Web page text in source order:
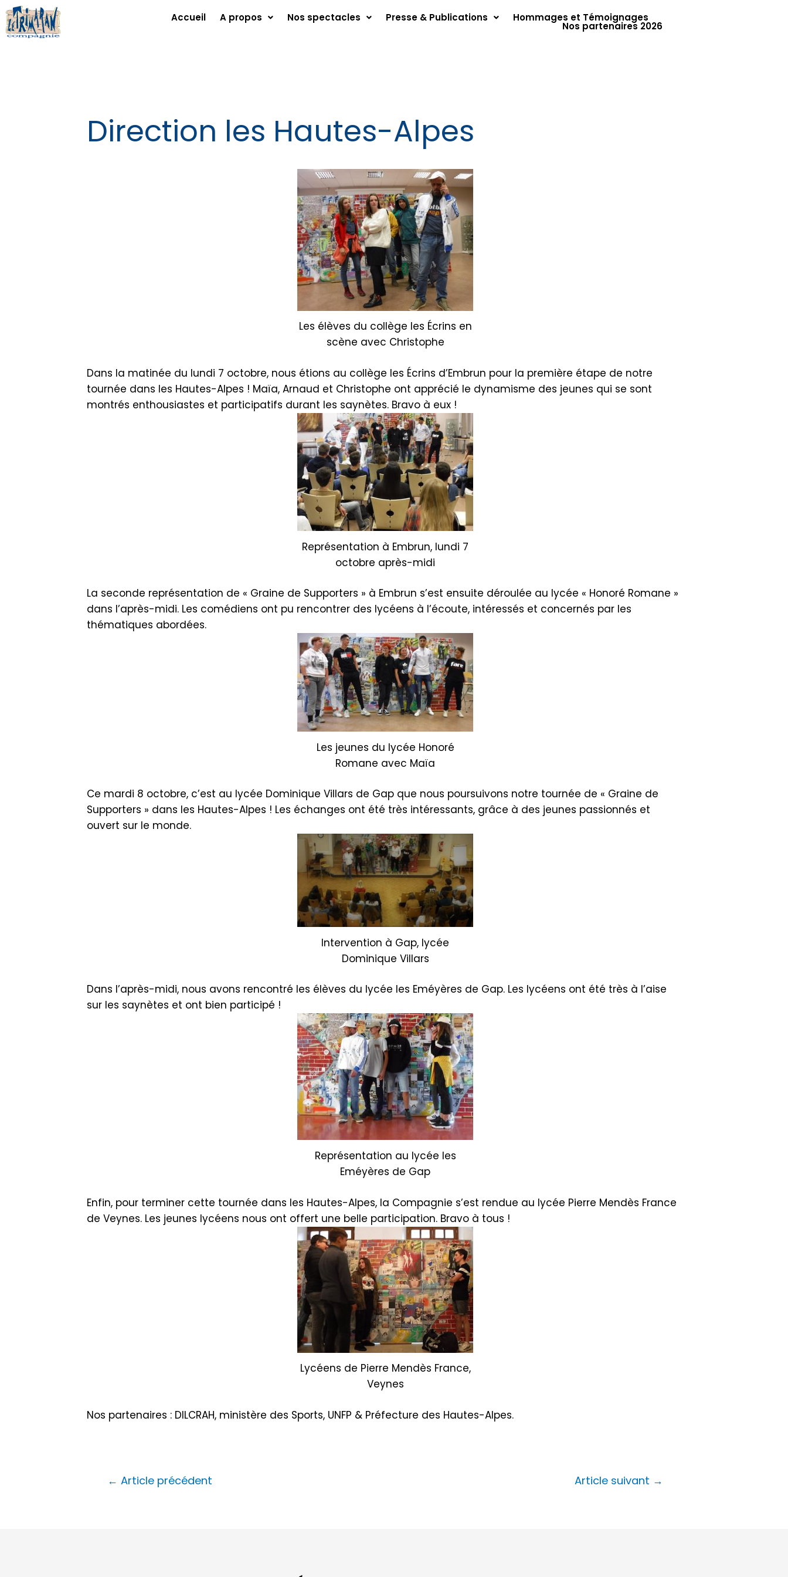
Accueil A propos Nos spectacles Presse & Publications Hommages et Témoignages
Nos partenaires 2026
Direction les Hautes-Alpes
Les élèves du collège les Écrins en
scène avec Christophe
Dans la matinée du lundi 7 octobre, nous étions au collège les Écrins d’Embrun pour la première étape de notre
tournée dans les Hautes-Alpes ! Maïa, Arnaud et Christophe ont apprécié le dynamisme des jeunes qui se sont
montrés enthousiastes et participatifs durant les saynètes. Bravo à eux !
Représentation à Embrun, lundi 7
octobre après-midi
La seconde représentation de « Graine de Supporters » à Embrun s’est ensuite déroulée au lycée « Honoré Romane »
dans l’après-midi. Les comédiens ont pu rencontrer des lycéens à l’écoute, intéressés et concernés par les
thématiques abordées.
Les jeunes du lycée Honoré
Romane avec Maïa
Ce mardi 8 octobre, c’est au lycée Dominique Villars de Gap que nous poursuivons notre tournée de « Graine de
Supporters » dans les Hautes-Alpes ! Les échanges ont été très intéressants, grâce à des jeunes passionnés et
ouvert sur le monde.
Intervention à Gap, lycée
Dominique Villars
Dans l’après-midi, nous avons rencontré les élèves du lycée les Eméyères de Gap. Les lycéens ont été très à l’aise
sur les saynètes et ont bien participé !
Représentation au lycée les
Eméyères de Gap
Enfin, pour terminer cette tournée dans les Hautes-Alpes, la Compagnie s’est rendue au lycée Pierre Mendès France
de Veynes. Les jeunes lycéens nous ont offert une belle participation. Bravo à tous !
Lycéens de Pierre Mendès France,
Veynes
Nos partenaires : DILCRAH, ministère des Sports, UNFP & Préfecture des Hautes-Alpes.
← Article précédent Article suivant →